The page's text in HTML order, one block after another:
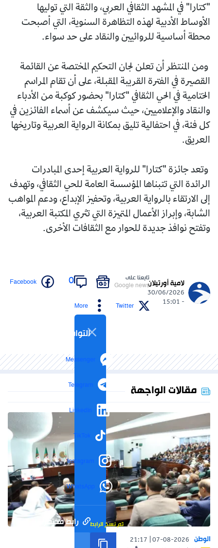
"كتارا" في المشهد الثقافي العربي، والثقة التي توليها
الأوساط الأدبية لهذه التظاهرة السنوية، التي أصبحت
محطة أساسية للروائيين والنقاد على حد سواء.
ومن المنتظر أن تعلن لجان التحكيم المختصة عن القائمة
القصيرة في الفترة القريبة المقبلة، على أن تقام المراسم
الختامية في الحي الثقافي "كتارا" بحضور كوكبة من الأدباء
والنقاد والإعلاميين، حيث سيكشف عن أسماء الفائزين في
كل فئة، في احتفالية تليق بمكانة الرواية العربية وتاريخها
العريق.
وتعد جائزة "كتارا" للرواية العربية إحدى المبادرات
الرائدة التي تتبناها المؤسسة العامة للحي الثقافي، وتهدف
إلى الارتقاء بالرواية العربية، وتحفيز الإبداع، ودعم المواهب
الشابة، وإبراز الأعمال المتميزة التي تثري المكتبة العربية،
وتفتح نوافذ جديدة للحوار مع الثقافات الأخرى.
لامية أورتيلان
30/06/2026
- 15:01
تابعنا على
Google news
0
Facebook
Twitter
More
التواصل الاجتماعي
Messenger
Telegram
LinkedIn
TikTok
Instagram
WhatsApp
رابط مختصر تم نسخ الرابط
مقالات الواجهة
الوطن 07-08-2026
21:17